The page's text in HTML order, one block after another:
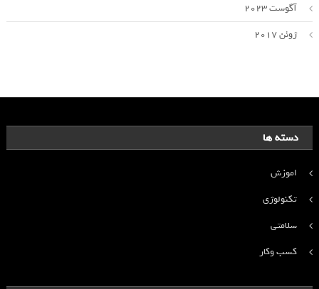
آگوست 2023
ژوئن 2017
دسته ها
اموزش
تکنولوژی
سلامتی
کسب وکار